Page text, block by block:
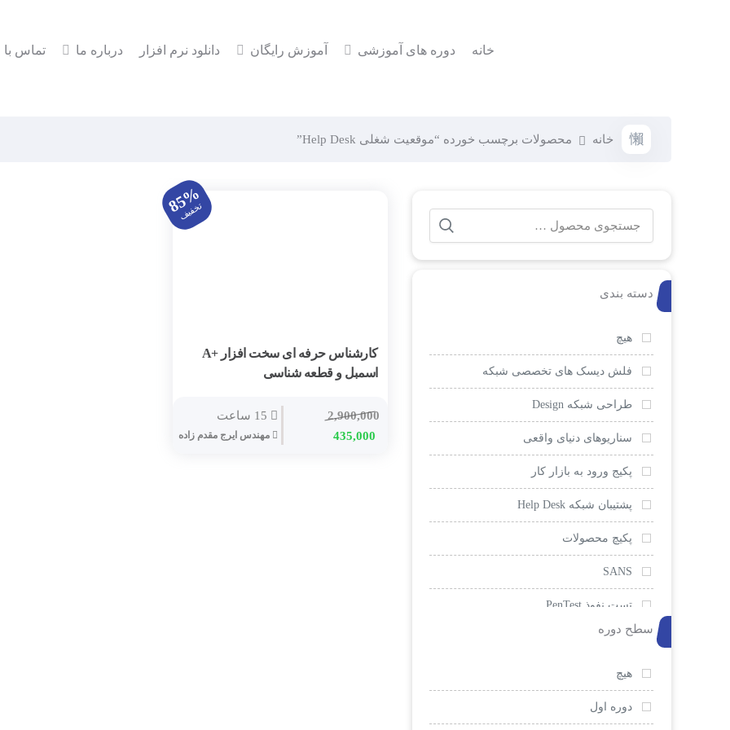
خانه دوره های آموزشی آموزش رایگان دانلود نرم افزار درباره ما تماس با
خانه محصولات برچسب خورده “موقعیت شغلی Help Desk”
دسته بندی
هیچ
فلش دیسک های تخصصی شبکه
طراحی شبکه Design
سناریوهای دنیای واقعی
پکیج ورود به بازار کار
پشتیبان شبکه Help Desk
پکیچ محصولات
SANS
تست نفوذ PenTest
امنیت و ضد هک
EC-Council
سیسکو
سطح دوره
هیچ
دوره اول
85%
تخفیف
کارشناس حرفه ای سخت افزار +A
اسمبل و قطعه شناسی
2,900,000
435,000
مهندس ایرج مقدم زاده